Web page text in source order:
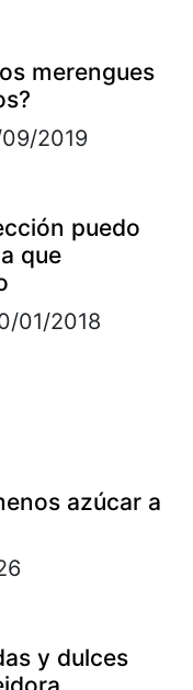
merengues
2019
puedo
que
01/2018
azúcar a
y dulces